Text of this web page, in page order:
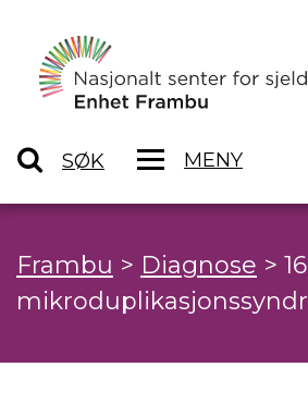
SØK MENY
Frambu > Diagnose >